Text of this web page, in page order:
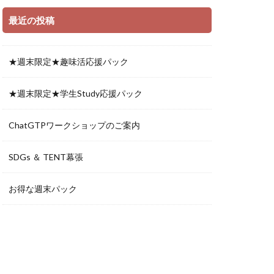
最近の投稿
★週末限定★趣味活応援パック
★週末限定★学生Study応援パック
ChatGTPワークショップのご案内
SDGs ＆ TENT幕張
お得な週末パック